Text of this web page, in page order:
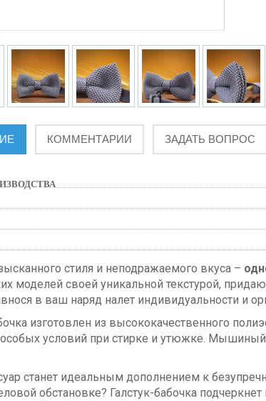
КОММЕНТАРИИ ЗАДАТЬ ВОПРОС
стиля и неподражаемого вкуса –
моделей своей уникальной текстурой,
в ваш наряд налет индивидуальности и
изготовлен из высококачественного
особых условий при стирке и утюжке.
станет идеальным дополнением к
обстановке? Галстук-бабочка